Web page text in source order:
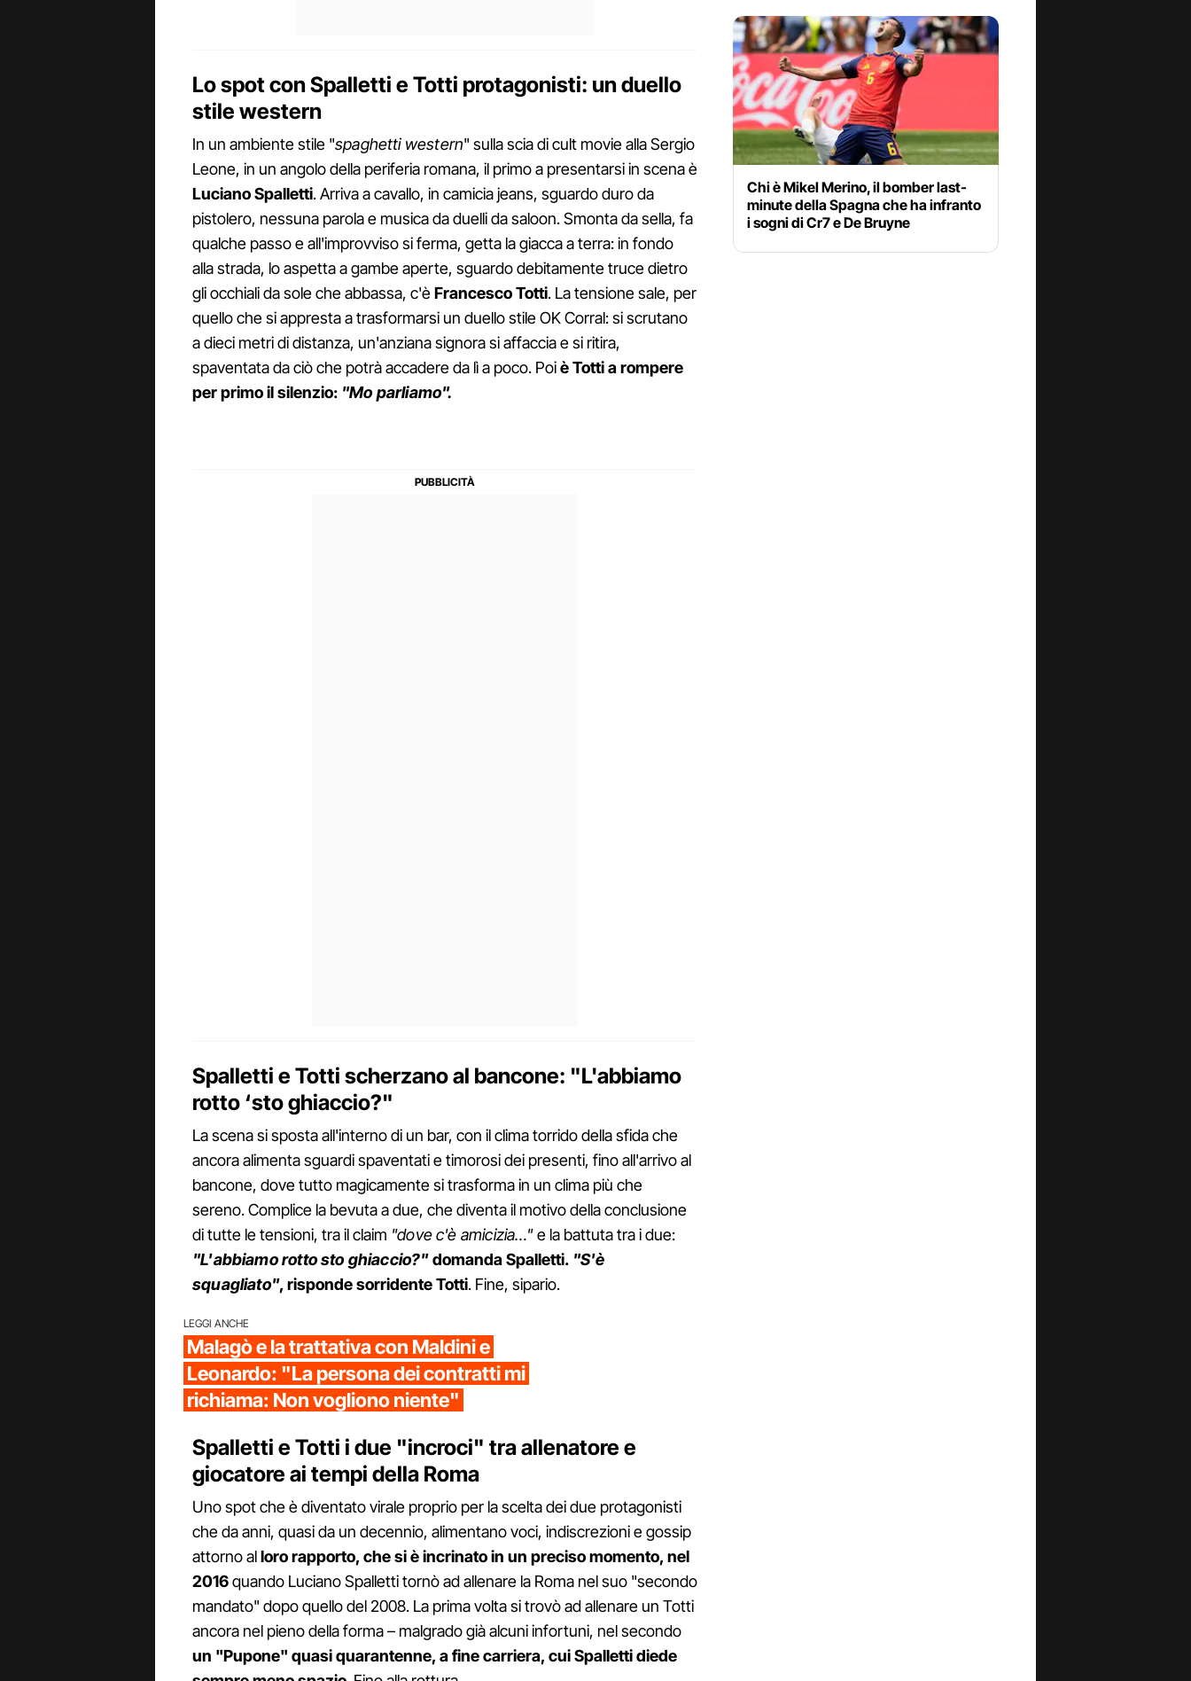
Lo spot con Spalletti e Totti protagonisti: un duello
stile western
In un ambiente stile "spaghetti western" sulla scia di cult movie alla Sergio
Leone, in un angolo della periferia romana, il primo a presentarsi in scena è
Luciano Spalletti. Arriva a cavallo, in camicia jeans, sguardo duro da
pistolero, nessuna parola e musica da duelli da saloon. Smonta da sella, fa
qualche passo e all'improvviso si ferma, getta la giacca a terra: in fondo
alla strada, lo aspetta a gambe aperte, sguardo debitamente truce dietro
gli occhiali da sole che abbassa, c'èFrancesco Totti. La tensione sale, per
quello che si appresta a trasformarsi un duello stile OK Corral: si scrutano
a dieci metri di distanza, un'anziana signora si affaccia e si ritira,
spaventata da ciò che potrà accadere da lì a poco. Poiè Totti a rompere
per primo il silenzio: "Mo parliamo".
Spalletti e Totti scherzano al bancone: "L'abbiamo
rotto ‘sto ghiaccio?"
La scena si sposta all'interno di un bar, con il clima torrido della sfida che
ancora alimenta sguardi spaventati e timorosi dei presenti, fino all'arrivo al
bancone, dove tutto magicamente si trasforma in un clima più che
sereno. Complice la bevuta a due, che diventa il motivo della conclusione
di tutte le tensioni, tra il claim "dove c'è amicizia…"e la battuta tra i due:
"L'abbiamo rotto sto ghiaccio?"domanda Spalletti."S'è
squagliato", risponde sorridente Totti. Fine, sipario.
LEGGI ANCHE
Malagò e la trattativa con Maldini e
Leonardo: "La persona dei contratti mi
richiama: Non vogliono niente"
Spalletti e Totti i due "incroci" tra allenatore e
giocatore ai tempi della Roma
Uno spot che è diventato virale proprio per la scelta dei due protagonisti
che da anni, quasi da un decennio, alimentano voci, indiscrezioni e gossip
attorno alloro rapporto, che si è incrinato in un preciso momento, nel
2016quando Luciano Spalletti tornò ad allenare la Roma nel suo "secondo
mandato" dopo quello del 2008. La prima volta si trovò ad allenare un Totti
ancora nel pieno della forma – malgrado già alcuni infortuni, nel secondo
un "Pupone" quasi quarantenne, a fine carriera, cui Spalletti diede
Chi è Mikel Merino, il bomber last-
minute della Spagna che ha infranto
i sogni di Cr7 e De Bruyne